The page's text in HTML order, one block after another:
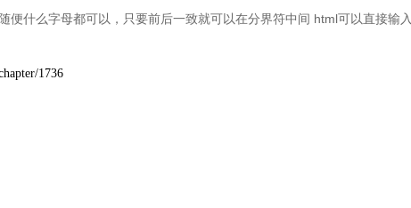
什么字母都可以，只要前后一致就可以在分界符中间 html可以直接输入
1736